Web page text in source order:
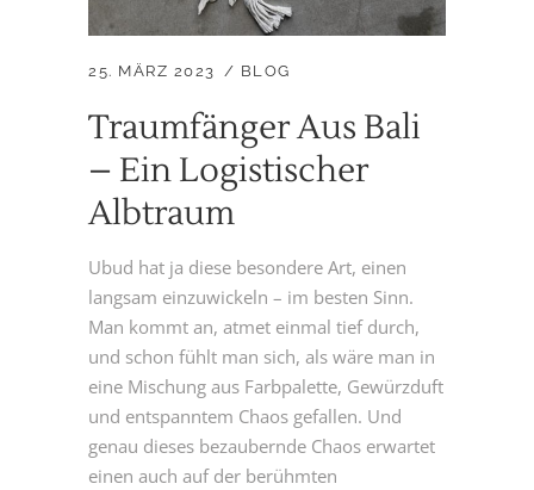
25. MÄRZ 2023 BLOG
Traumfänger Aus Bali
– Ein Logistischer
Albtraum
Ubud hat ja diese besondere Art, einen
langsam einzuwickeln – im besten Sinn.
Man kommt an, atmet einmal tief durch,
und schon fühlt man sich, als wäre man in
eine Mischung aus Farbpalette, Gewürzduft
und entspanntem Chaos gefallen. Und
genau dieses bezaubernde Chaos erwartet
einen auch auf der berühmten